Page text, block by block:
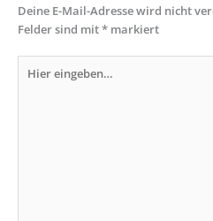
Deine E-Mail-Adresse wird nicht
Felder sind mit* markiert
eingeben…